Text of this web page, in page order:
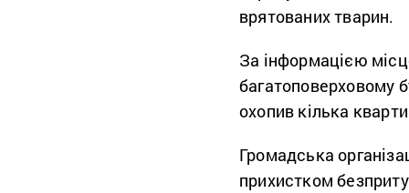
врятованих тварин.
За інформацією
багатоповерховому
охопив кілька
Громадська
прихистком